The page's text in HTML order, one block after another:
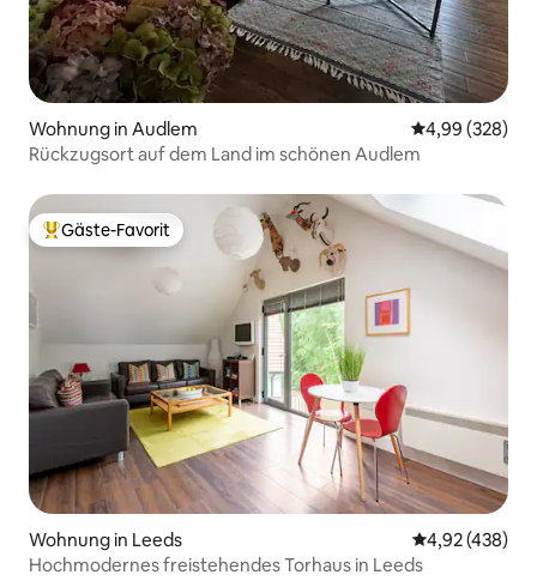
Wohnung in Audlem
4,99 (328)
Rückzugsort auf dem Land im schönen Audlem
Beliebter Gäste-Favorit.
Gäste-Favorit
Wohnung in Leeds
4,92 (438)
Hochmodernes freistehendes Torhaus in Leeds